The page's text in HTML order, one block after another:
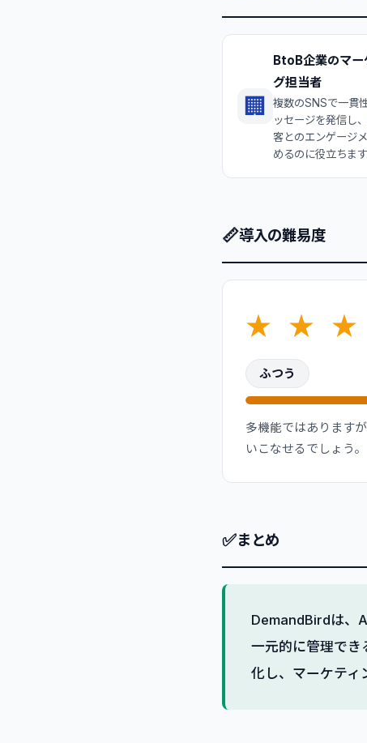
🏢
BtoB企業のマー
グ担当者
複数のSNSで一貫
ッセージを発信し
客とのエンゲージ
めるのに役立ちます
📏導入の難易度
★ ★ ★
ふつう
多機能ではあります
いこなせるでしょう。
✅まとめ
DemandBirdは、
一元的に管理でき
化し、マーケティ